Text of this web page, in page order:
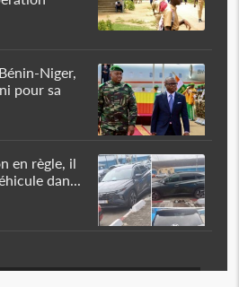
Niger,
pour sa
en règle, il
dan...